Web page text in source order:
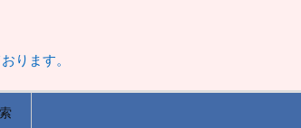
ります。